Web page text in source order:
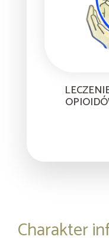
Charakter